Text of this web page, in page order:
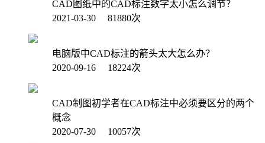
CAD图纸中的CAD标注数字太小怎么调节？
2021-03-30 81880次
电脑版中CAD标注的箭头太大怎么办？
2020-09-16 18224次
CAD制图初学者在CAD标注中必须要区分的两个
概念
2020-07-30 10057次